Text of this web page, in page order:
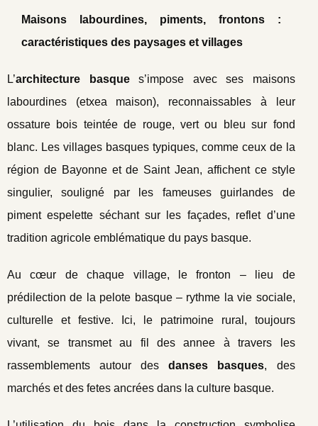
Maisons labourdines, piments, frontons :
caractéristiques des paysages et villages
L’architecture basques’impose avec ses maisons
labourdines (etxea maison), reconnaissables à leur
ossature bois teintée de rouge, vert ou bleu sur fond
blanc. Les villages basques typiques, comme ceux de la
région de Bayonne et de Saint Jean, affichent ce style
singulier, souligné par les fameuses guirlandes de
piment espelette séchant sur les façades, reflet d’une
tradition agricole emblématique du pays basque.
Au cœur de chaque village, le fronton – lieu de
prédilection de la pelote basque – rythme la vie sociale,
culturelle et festive. Ici, le patrimoine rural, toujours
vivant, se transmet au fil des annee à travers les
rassemblements autour desdanses basques, des
marchés et des fetes ancrées dans la culture basque.